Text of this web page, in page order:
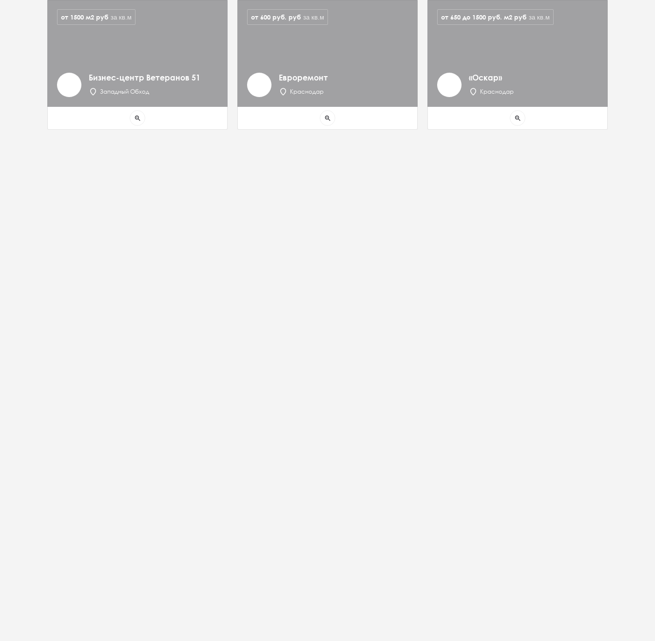
Бизнес-центр Ветеранов 51
Западный Обход
от 1500 м2 руб за кв.м
zoom_in
Евроремонт
Краснодар
от 600 руб. руб за кв.м
zoom_in
«Оскар»
Краснодар
от 650 до 1500 руб. м2 руб за кв.м
zoom_in